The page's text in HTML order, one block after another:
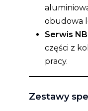
obudowa
Serwis
części z
pracy.
Zestawy